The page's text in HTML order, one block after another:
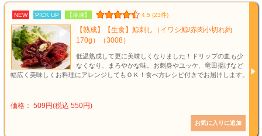
NEW PICK UP 【冷凍】 4.5 (23件)
【熟成】【生食】鯨刺し（イワシ鯨/赤肉小切れ約
170g）（3008）
低温熟成して更に美味しくなりました！ドリップの血も少
なくなり、まろやかな味。お刺身やユッケ、竜田揚げなど
幅広く美味しくお料理にアレンジしてもＯＫ！食べ方レシピ付きでお届けします。
価格： 509円(税込 550円)